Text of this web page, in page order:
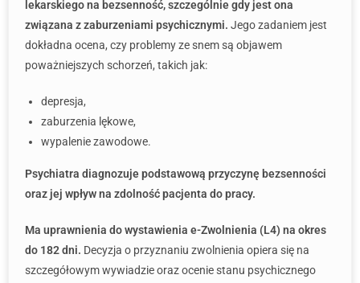
lekarskiego na bezsenność, szczególnie gdy jest ona
związana z zaburzeniami psychicznymi. Jego zadaniem jest
dokładna ocena, czy problemy ze snem są objawem
poważniejszych schorzeń, takich jak:
depresja,
zaburzenia lękowe,
wypalenie zawodowe.
Psychiatra diagnozuje podstawową przyczynę bezsenności
oraz jej wpływ na zdolność pacjenta do pracy.
Ma uprawnienia do wystawienia e-Zwolnienia (L4) na okres
do 182 dni. Decyzja o przyznaniu zwolnienia opiera się na
szczegółowym wywiadzie oraz ocenie stanu psychicznego